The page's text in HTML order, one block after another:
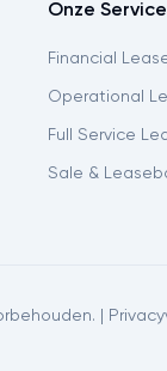
Onze
Financial
Operational
Full Service
Sale &
|